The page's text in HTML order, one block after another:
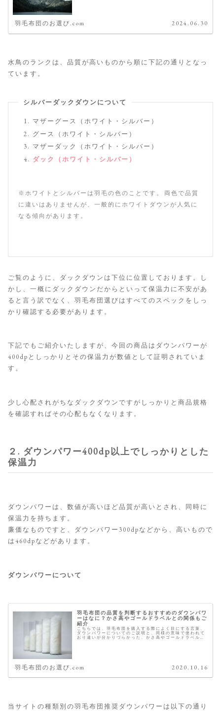
羽毛布団のお選び.com 2024.06.30
水鳥のランクは、品質が高いものから順に下記の通りとなっ
ています。
シルバーダックダウンについて
マザーグース（ホワイト・シルバー）
グース（ホワイト・シルバー）
マザーダック（ホワイト・シルバー）
ダック（ホワイト・シルバー）
※ホワイトとシルバーは羽毛の色のことです。両色で品質
に違いはありませんが、一般的にホワイトダウンが人気に
なる傾向があります。
ご覧のように、ダックダウンは下位に位置しております。し
かし、一概にダックダウンだからといって保温力に不安があ
ると言う訳でなく、羽毛布団選びはすべてのスペックをしっ
かり確認する必要があります。
下記でもご紹介いたしますが、今回の商品はダウンパワーが
400dpとしっかりとその保温力が数値として証明されていま
す。
少し心配されがちなダックダウンですがしっかりと商品規格
を確認すればその心配もなくなります。
２. ダウンパワー400dp以上でしっかりとした
保温力
ダウンパワーは、数値が高いほど品質が高いとされ、同時に
保温力を持ちます。
廉価なものですと、ダウンパワー300dpなどから、高いもので
は460dpなどがあります。
ダウンパワーについて
羽毛布団の品質を判断するおすすめのダウンパワ
ーはなに？かさ高やゴールドラベルとの関係もご
紹介
こちらでは、羽毛布団を購入する際によく目にする言葉、
ダウンパワーについてのご説明と、同様の意味で使われて
おり違いが分かりづらかった、かさ高やゴールドラベルと
羽毛布団のお選び.com 2020.10.16
当サイトの種類別の羽毛布団推奨ダウンパワーは以下の通り